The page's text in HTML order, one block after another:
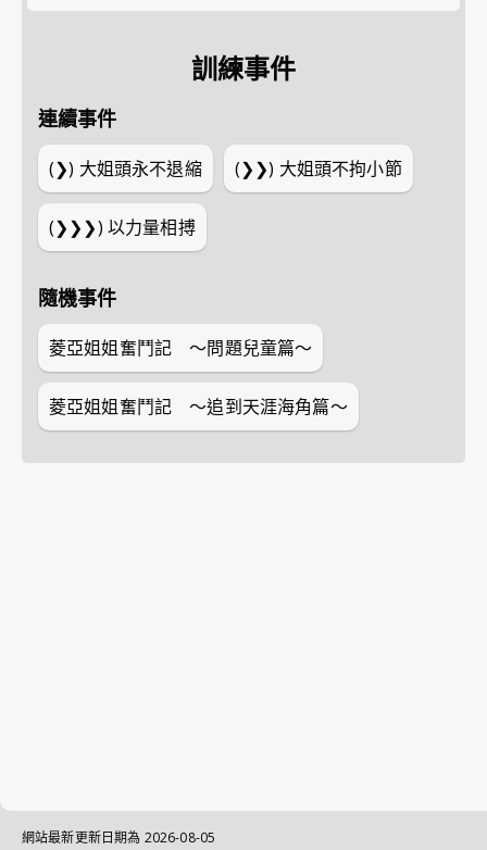
訓練事件
連續事件
(❯) 大姐頭永不退縮 (❯❯) 大姐頭不拘小節
(❯❯❯) 以力量相搏
隨機事件
菱亞姐姐奮鬥記 ～問題兒童篇～
菱亞姐姐奮鬥記 ～追到天涯海角篇～
網站最新更新日期為 2026-08-05